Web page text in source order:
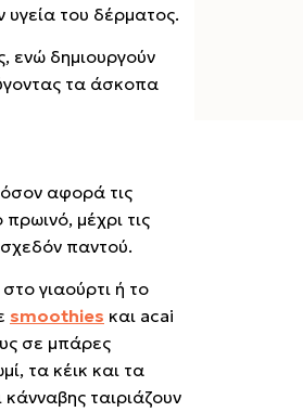
υγεία του δέρματος.
ενώ δημιουργούν
τα άσκοπα
αφορά τις
μέχρι τις
παντού.
γιαούρτι ή το
smoothies και acai
σε μπάρες
τα κέικ και τα
ταιριάζουν